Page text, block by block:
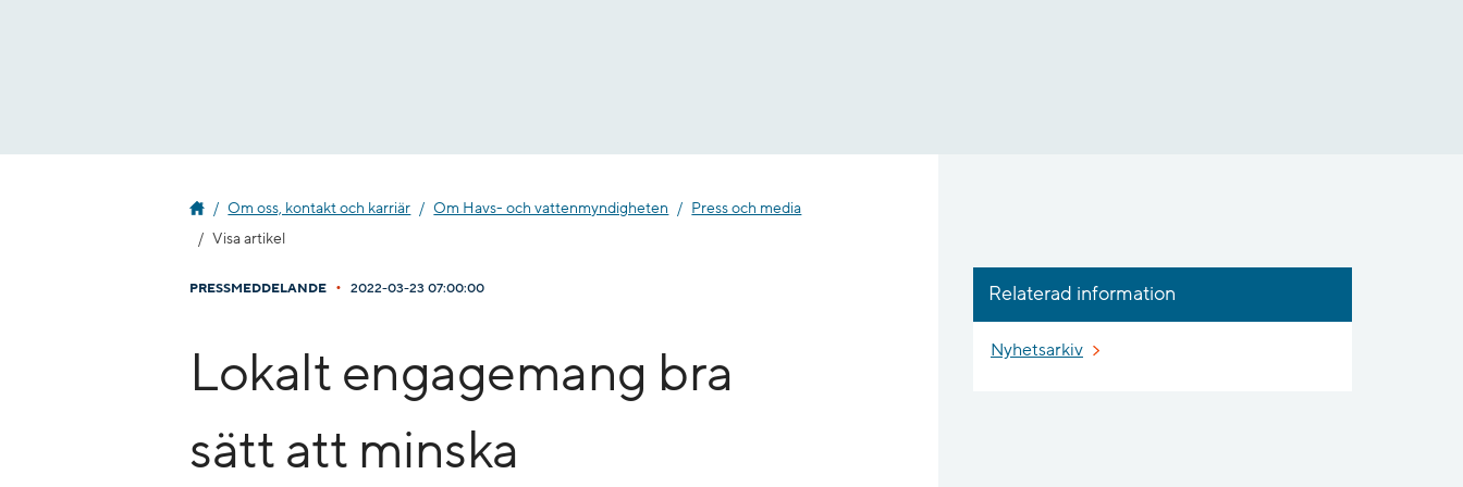
Om oss, kontakt och karriär Om Havs- och vatten­myndigheten
Press och media
Visa artikel
PRESSMEDDELANDE • 2022-03-23 07:00:00
Lokalt engagemang bra
sätt att minska
Relaterad information
Nyhetsarkiv